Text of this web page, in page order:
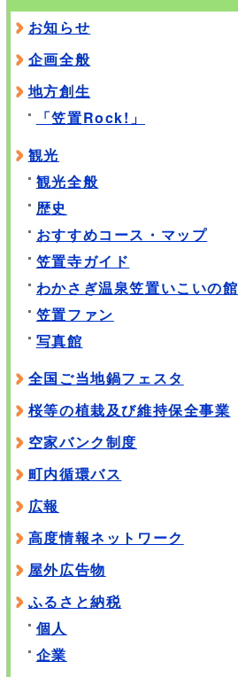
お知らせ
企画全般
地方創生
「笠置Rock!」
観光
観光全般
歴史
おすすめコース・マップ
笠置寺ガイド
わかさぎ温泉笠置いこいの館
笠置ファン
写真館
全国ご当地鍋フェスタ
桜等の植栽及び維持保全事業
空家バンク制度
町内循環バス
広報
高度情報ネットワーク
屋外広告物
ふるさと納税
個人
企業